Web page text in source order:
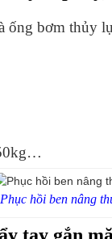
ống bơm thủy
Phục hồi ben nâng